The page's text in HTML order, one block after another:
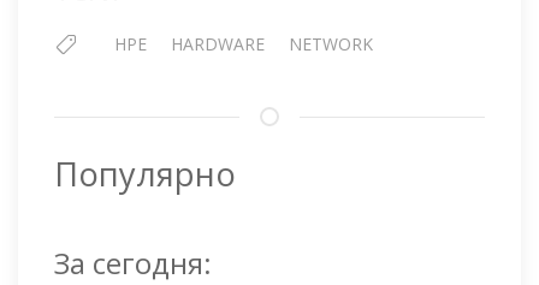
HPE HARDWARE NETWORK
Популярно
За сегодня: